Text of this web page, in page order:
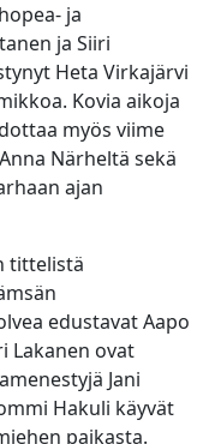
ja
ja Siiri
Heta Virkajärvi
Kovia aikoja
myös viime
Närheltä sekä
ajan
tittelistä
edustavat Aapo
Lakanen ovat
Jani
Hakuli käyvät
paikasta.